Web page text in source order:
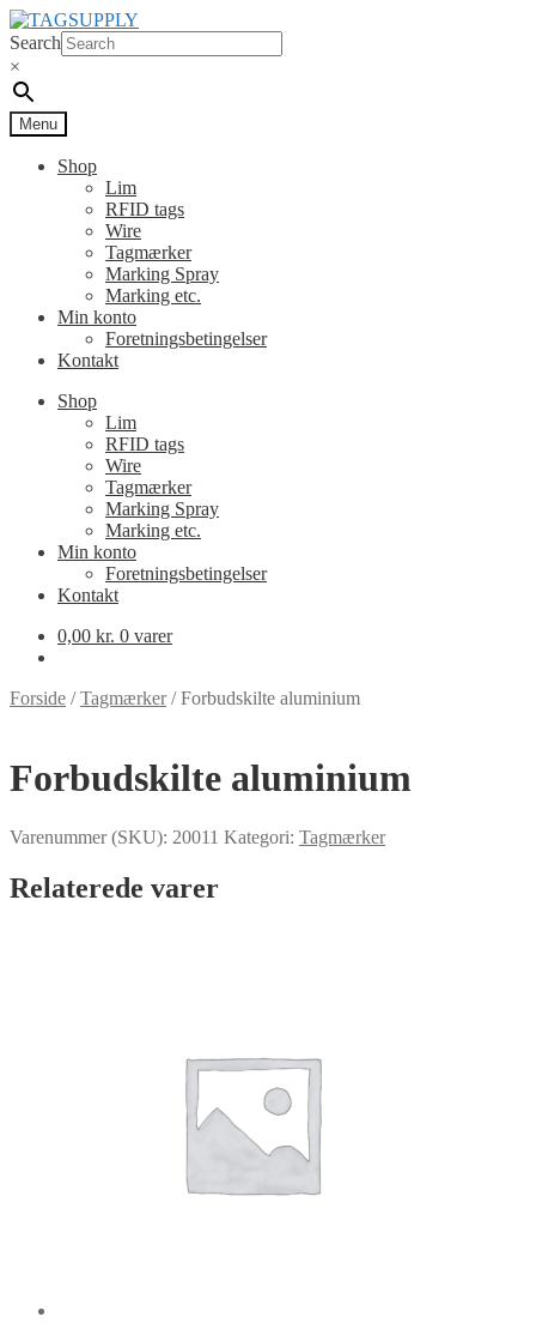
Spring
til
navigation
Spring
til
indhold
Search
×
Menu
Shop
Lim
RFID tags
Wire
Tagmærker
Marking Spray
Marking etc.
Min konto
Foretningsbetingelser
Kontakt
Shop
Lim
RFID tags
Wire
Tagmærker
Marking Spray
Marking etc.
Min konto
Foretningsbetingelser
Kontakt
0,00 kr. 0 varer
Forside /Tagmærker/Forbudskilte aluminium
Forbudskilte aluminium
Varenummer (SKU): 20011 Kategori: Tagmærker
Relaterede varer